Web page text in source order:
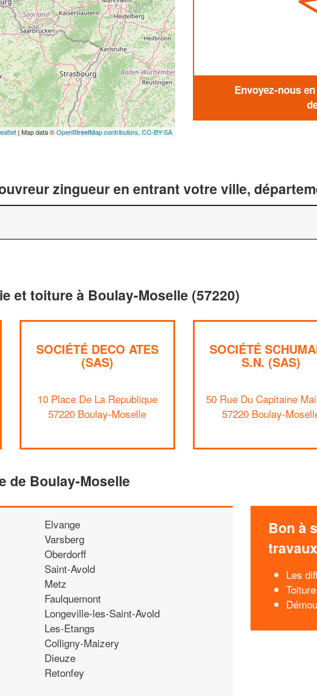
| Map data ©OpenStreetMap contributors, CC-BY-SA
Envoyez-nous
zingueur en entrant votre ville,
et toiture à Boulay-Moselle (57220)
SOCIÉTÉ DECO ATES
(SAS)
10 Place De La Republique
57220 Boulay-Moselle
SOCIÉTÉ
S.N. (SAS)
50 Rue Du Capitaine
57220 Boulay-
de Boulay-Moselle
Elvange
Varsberg
Oberdorff
Saint-Avold
Metz
Faulquemont
Longeville-les-Saint-Avold
Les-Etangs
Colligny-Maizery
Dieuze
Retonfey
Bon à
travaux
Les